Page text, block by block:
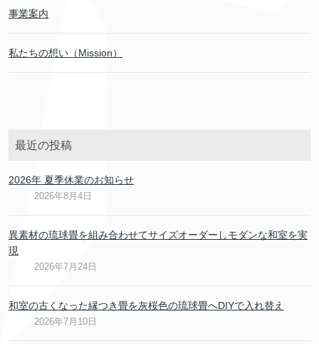
事業案内
私たちの想い（Mission）
最近の投稿
2026年 夏季休業のお知らせ
2026年8月4日
異素材の琉球畳を組み合わせてサイズオーダーしモダンな和室を実
現
2026年7月24日
和室の古くなった縁つき畳を灰桜色の琉球畳へDIYで入れ替え
2026年7月10日